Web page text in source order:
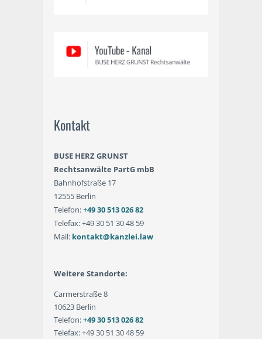
Kontakt
BUSE HERZ GRUNST
Rechtsanwälte PartG mbB
Bahnhofstraße 17
12555 Berlin
Telefon:+49 30 513 026 82
Telefax: +49 30 51 30 48 59
Mail: kontakt@kanzlei.law
Weitere Standorte:
Carmerstraße 8
10623 Berlin
Telefon:+49 30 513 026 82
Telefax: +49 30 51 30 48 59